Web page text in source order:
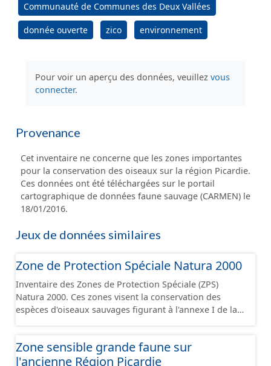
Communauté de Communes des Deux Vallées
donnée ouverte zico environnement
Pour voir un aperçu des données, veuillez vous
connecter.
Provenance
Cet inventaire ne concerne que les zones importantes
pour la conservation des oiseaux sur la région Picardie.
Ces données ont été téléchargées sur le portail
cartographique de données faune sauvage (CARMEN) le
18/01/2016.
Jeux de données similaires
Zone de Protection Spéciale Natura 2000
Inventaire des Zones de Protection Spéciale (ZPS)
Natura 2000. Ces zones visent la conservation des
espèces d'oiseaux sauvages figurant à l'annexe I de la
relais à des oiseaux migrateurs. Elles font partie du
réseau Natura 2000. Le réseau Natura 2000 comprend 2
Zone sensible grande faune sur
l'ancienne Région Picardie